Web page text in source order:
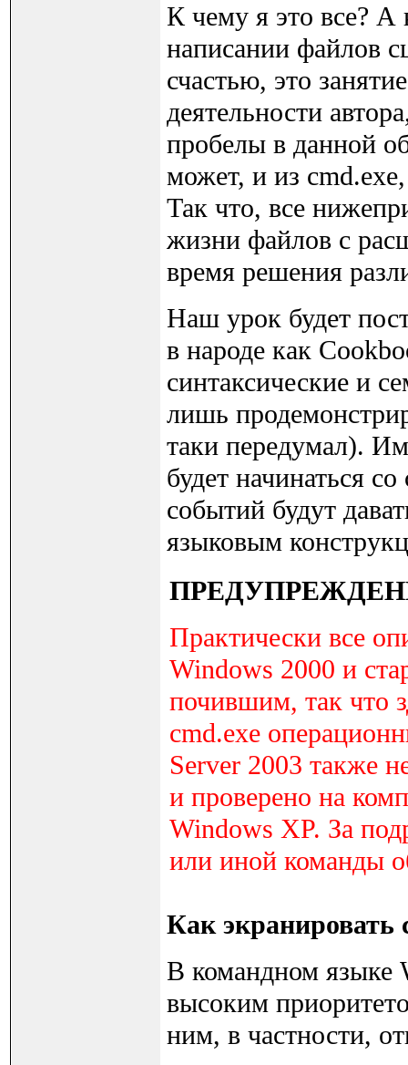
К чему я это все? А
написании файлов
счастью, это
деятельности
пробелы в данной
может, и из
Так что, все
жизни файлов с
время решения
Наш урок будет
в народе как
синтаксические и
лишь
таки передумал).
будет начинаться
событий будут
языковым
Практически все
Windows 2000 и
почившим, так что
cmd.exe
Server 2003 также
и проверено на
Windows XP. За
или иной команды
Как экранировать
В командном языке
высоким
ним, в частности,